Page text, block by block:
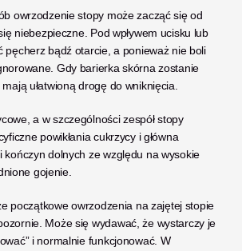
owrzodzenie stopy może zacząć się od
niebezpieczne. Pod wpływem ucisku lub
pęcherz bądź otarcie, a ponieważ nie boli
Gdy barierka skórna zostanie
ułatwioną drogę do wniknięcia.
a w szczególności zespół stopy
powikłania cukrzycy i główna
kończyn dolnych ze względu na wysokie
gojenie.
początkowe owrzodzenia na zajętej stopie
Może się wydawać, że wystarczy je
i normalnie funkcjonować. W